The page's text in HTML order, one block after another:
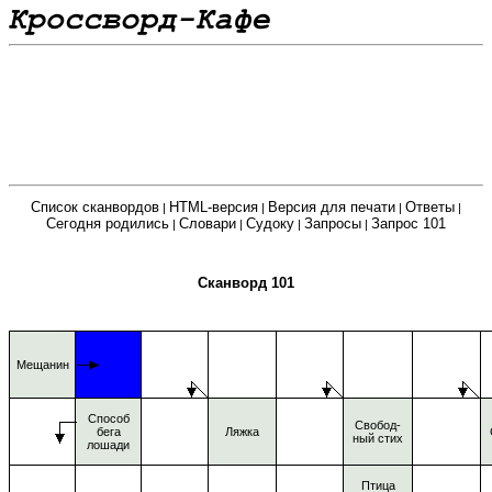
Список сканвордов | HTML-версия | Версия для печати | Ответы |
Сегодня родились | Словари | Судоку | Запросы | Запрос 101
Сканворд 101
Мещанин
Способ
бега
лошади
Ляжка
Свобод-
ный стих
Птица